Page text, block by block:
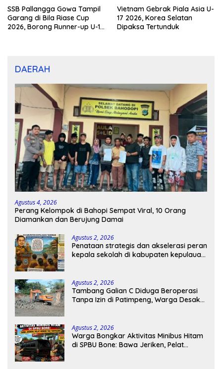
SSB Pallangga Gowa Tampil
Garang di Bila Riase Cup
2026, Borong Runner-up U-10
Vietnam Gebrak Piala Asia U-
17 2026, Korea Selatan
Dipaksa Tertunduk
DAERAH
Agustus 4, 2026
Perang Kelompok di Bahopi Sempat Viral, 10 Orang
Diamankan dan Berujung Damai
Agustus 2, 2026
Penataan strategis dan akselerasi peran
kepala sekolah di kabupaten kepulauan
Agustus 2, 2026
Tambang Galian C Diduga Beroperasi
Tanpa Izin di Patimpeng, Warga Desak
Agustus 2, 2026
Warga Bongkar Aktivitas Minibus Hitam
di SPBU Bone: Bawa Jeriken, Pelat